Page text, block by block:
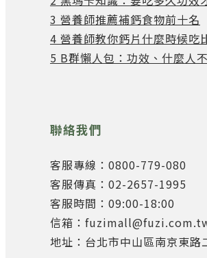
3 營養師推薦補鈣食物前十名
4 營養師教你鈣片什麼時候吃
5 B群懶人包：功效、什麼人
聯絡我們
客服專線：0800-779-080
客服傳真：02-2657-1995
客服時間：09:00-18:00
信箱：
地址：台北市中山區南京東